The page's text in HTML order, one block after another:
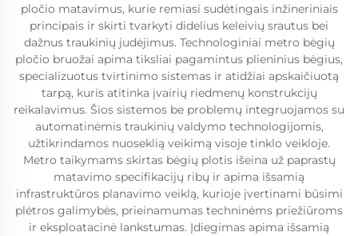
pločio matavimus, kurie remiasi sudėtingais inžineriniais
principais ir skirti tvarkyti didelius keleivių srautus bei
dažnus traukinių judėjimus. Technologiniai metro bėgių
pločio bruožai apima tiksliai pagamintus plieninius bėgius,
specializuotus tvirtinimo sistemas ir atidžiai apskaičiuotą
tarpą, kuris atitinka įvairių riedmenų konstrukcijų
reikalavimus. Šios sistemos be problemų integruojamos su
automatinėmis traukinių valdymo technologijomis,
užtikrindamos nuoseklią veikimą visoje tinklo veikloje.
Metro taikymams skirtas bėgių plotis išeina už paprastų
matavimo specifikacijų ribų ir apima išsamią
infrastruktūros planavimo veiklą, kurioje įvertinami būsimi
plėtros galimybės, prieinamumas techninėms priežiūroms
ir eksploatacinė lankstumas. Įdiegimas apima išsamią